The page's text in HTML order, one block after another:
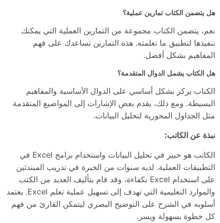
هل يتضمن الكتاب تمارين عملية؟
نعم، يتضمن الكتاب مجموعة من التمارين العملية التي يمكنك
تنفيذها لتطبيق ما تعلمته. هذه التمارين تساعدك على فهم
المفاهيم بشكل أفضل.
هل الكتاب يشمل الدوال المتقدمة؟
الكتاب يركز بشكل أساسي على الدوال الأساسية والمفاهيم
البسيطة. ومع ذلك، يقدم بعض الإشارات إلى المواضيع المتقدمة
مثل الجداول المحورية لتحليل البيانات.
نبذة عن الكاتب:
الكاتب هو خبير في تحليل البيانات واستخدام برامج Excel في
التطبيقات العملية. لديه سنوات من الخبرة في تدريب المبتدئين
على استخدام Excel بكفاءة، وقد قام بتأليف العديد من الكتب
والموارد التعليمية التي تهدف إلى تسهيل عملية تعلم Excel. يعتمد
أسلوبه في الشرح على التوضيح البصري ليتمكن القارئ من فهم
كل خطوة بسهولة ويسر.